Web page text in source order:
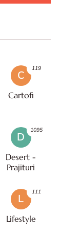
C
Cartofi
119
D
Desert -
Prajituri
1095
L
Lifestyle
111